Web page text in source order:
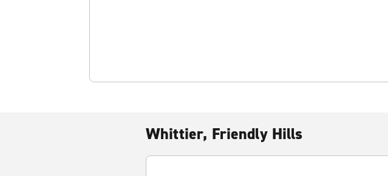
Whittier, Friendly Hills